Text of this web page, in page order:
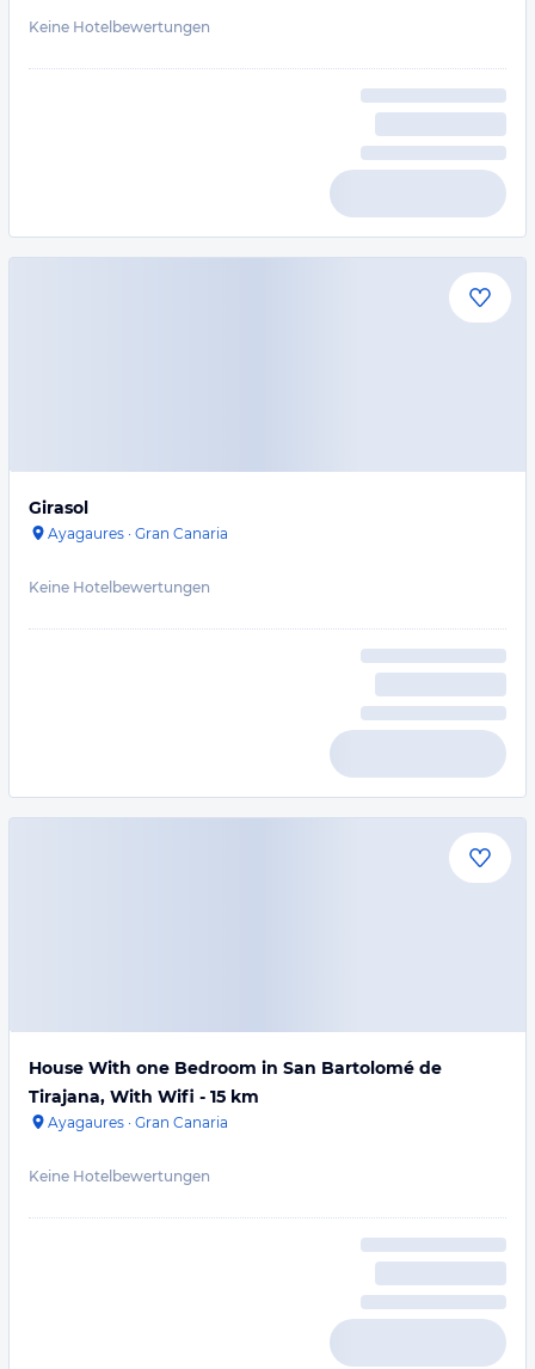
Keine Hotelbewertungen
Girasol
Ayagaures · Gran Canaria
Keine Hotelbewertungen
House With one Bedroom in San Bartolomé de
Tirajana, With Wifi - 15 km
Ayagaures · Gran Canaria
Keine Hotelbewertungen